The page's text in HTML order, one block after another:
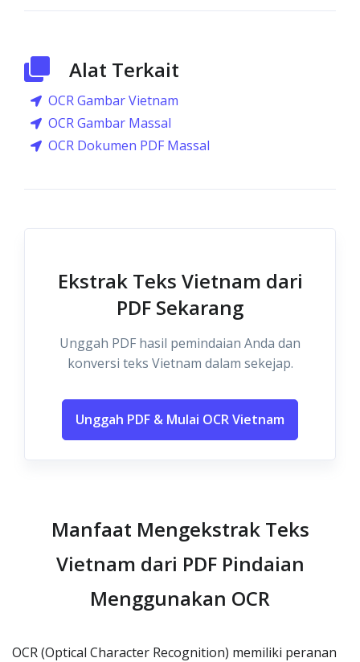
Alat Terkait
OCR Gambar Vietnam
OCR Gambar Massal
OCR Dokumen PDF Massal
Ekstrak Teks Vietnam dari
PDF Sekarang
Unggah PDF hasil pemindaian Anda dan
konversi teks Vietnam dalam sekejap.
Unggah PDF & Mulai OCR Vietnam
Manfaat Mengekstrak Teks
Vietnam dari PDF Pindaian
Menggunakan OCR
OCR (Optical Character Recognition) memiliki peranan